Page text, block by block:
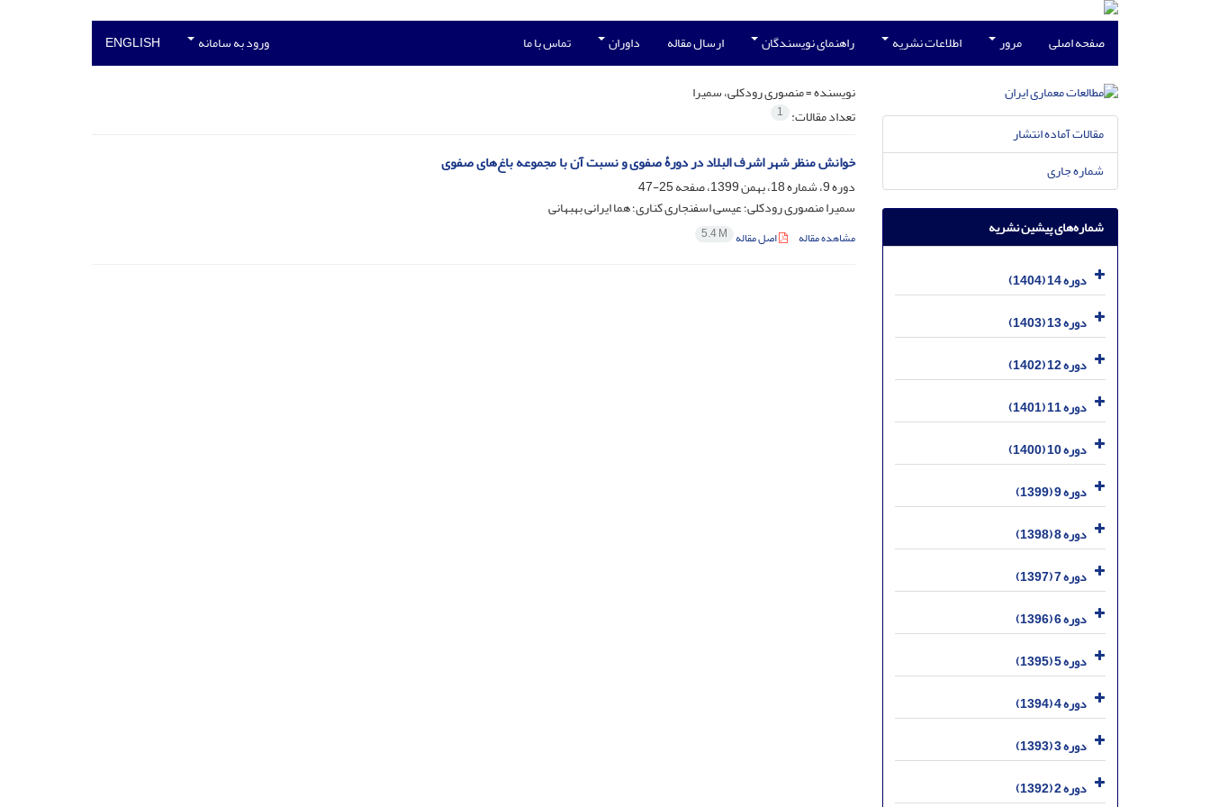
صفحه اصلی مرور اطلاعات نشریه راهنمای نویسندگان ارسال مقاله داوران تماس با ما ورود به سامانه ENGLISH
نویسنده =منصوری رودکلی، سمیرا
تعداد مقالات: 1
خوانش منظر شهر اشرف ‌البلاد در دورۀ صفوی و نسبت آن با مجموعه باغ‌های صفوی
دوره 9، شماره 18، بهمن 1399، صفحه
25-47
سمیرا منصوری رودکلی؛ عیسی اسفنجاری کناری؛ هما ایرانی بهبهانی
مشاهده مقاله اصل مقاله 5.4 M
مقالات آماده انتشار
شماره جاری
شماره‌های پیشین نشریه
دوره 14 (1404)
دوره 13 (1403)
دوره 12 (1402)
دوره 11 (1401)
دوره 10 (1400)
دوره 9 (1399)
دوره 8 (1398)
دوره 7 (1397)
دوره 6 (1396)
دوره 5 (1395)
دوره 4 (1394)
دوره 3 (1393)
دوره 2 (1392)